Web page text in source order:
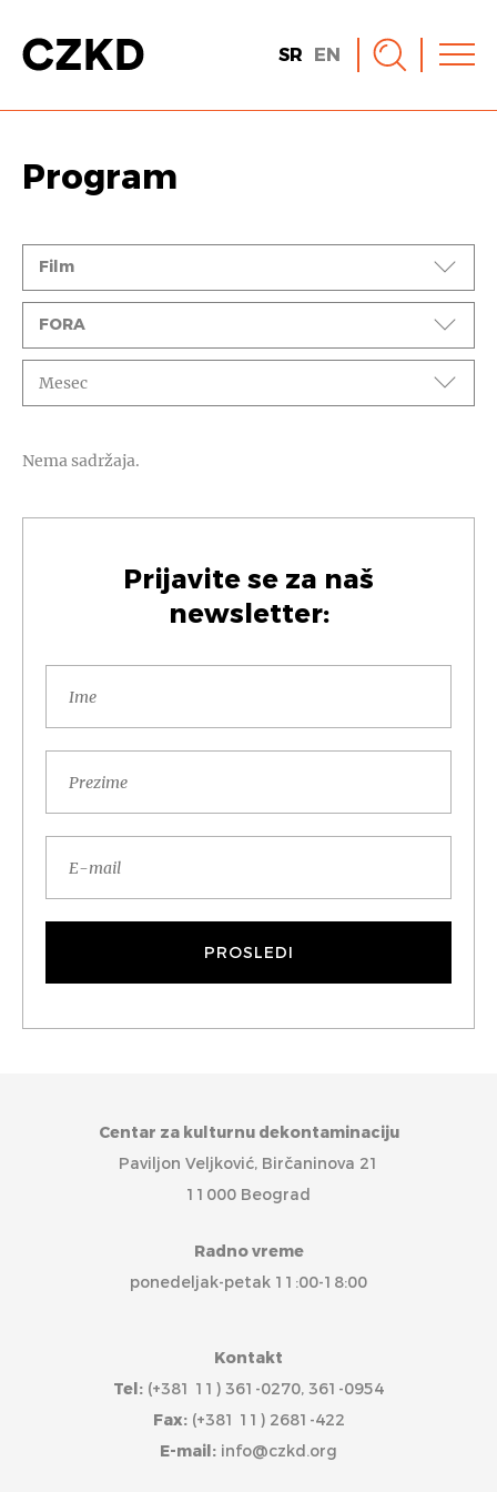
SR EN
Program
Događaji
Film
Ciklusi
FORA
Mesec
Nema sadržaja.
Prijavite se za naš
newsletter:
Centar za kulturnu dekontaminaciju
Paviljon Veljković, Birčaninova 21
11000 Beograd
Radno vreme
ponedeljak-petak 11:00-18:00
Kontakt
Tel: (+381 11) 361-0270, 361-0954
Fax:(+381 11) 2681-422
E-mail: info@czkd.org